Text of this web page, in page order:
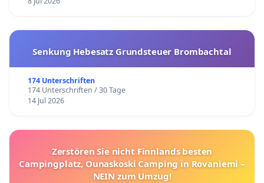
Senkung Hebesatz Grundsteuer Brombachtal
174 Unterschriften
174 Unterschriften / 30 Tage
14 Jul 2026
Zerstören Sie nicht Finnlands besten
Campingplatz, Ounaskoski Camping in Rovaniemi –
NEIN zum Umzug!